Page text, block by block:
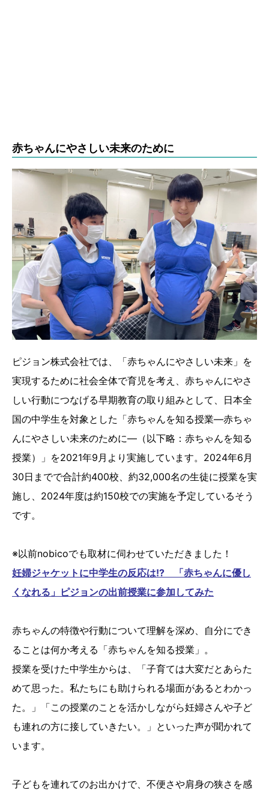
赤ちゃんにやさしい未来のために
ピジョン株式会社では、「赤ちゃんにやさしい未来」を
実現するために社会全体で育児を考え、赤ちゃんにやさ
しい行動につなげる早期教育の取り組みとして、日本全
国の中学生を対象とした「赤ちゃんを知る授業―赤ちゃ
んにやさしい未来のために―（以下略：赤ちゃんを知る
授業）」を2021年9月より実施しています。2024年6月
30日までで合計約400校、約32,000名の生徒に授業を実
施し、2024年度は約150校での実施を予定しているそう
です。
※以前nobicoでも取材に伺わせていただきました！
妊婦ジャケットに中学生の反応は!? 「赤ちゃんに優し
くなれる」ピジョンの出前授業に参加してみた
赤ちゃんの特徴や行動について理解を深め、自分にでき
ることは何か考える「赤ちゃんを知る授業」。
授業を受けた中学生からは、「子育ては大変だとあらた
めて思った。私たちにも助けられる場面があるとわかっ
た。」「この授業のことを活かしながら妊婦さんや子ど
も連れの方に接していきたい。」といった声が聞かれて
います。
子どもを連れてのお出かけで、不便さや肩身の狭さを感